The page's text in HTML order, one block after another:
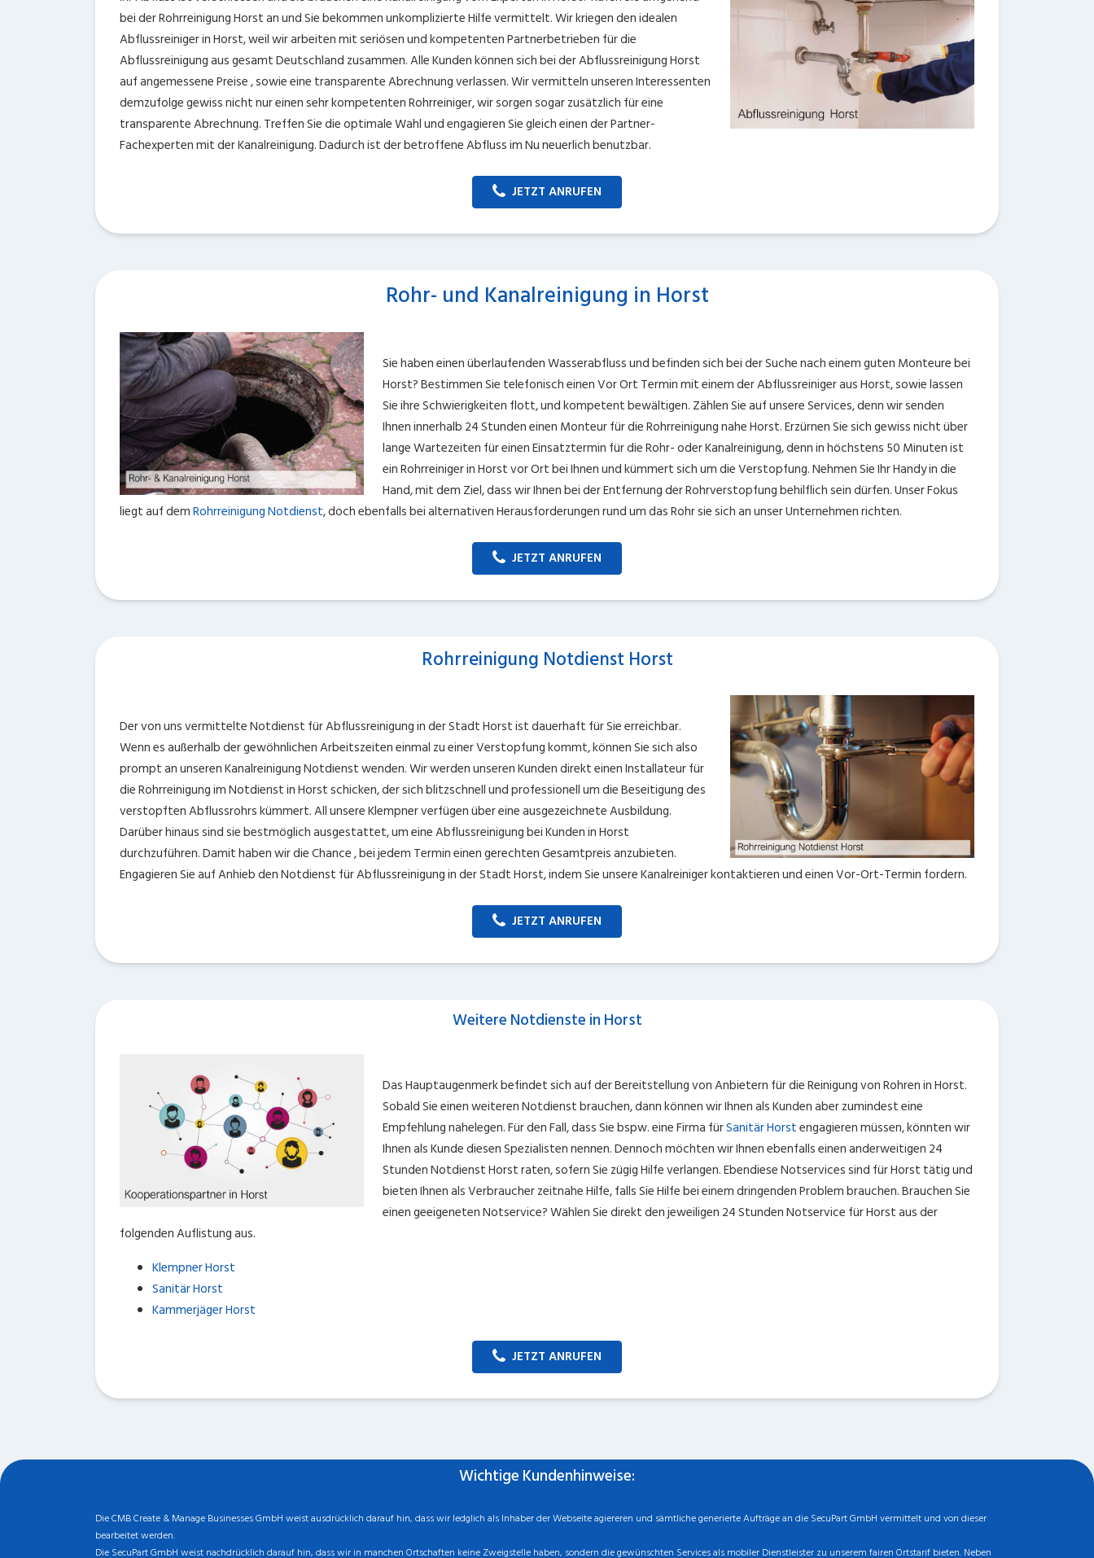
bei der Rohrreinigung Horst an und Sie bekommen unkomplizierte Hilfe vermittelt. Wir kriegen den idealen
Abflussreiniger in Horst, weil wir arbeiten mit seriösen und kompetenten Partnerbetrieben für die
Abflussreinigung aus gesamt Deutschland zusammen. Alle Kunden können sich bei der Abflussreinigung Horst
auf angemessene Preise , sowie eine transparente Abrechnung verlassen. Wir vermitteln unseren Interessenten
demzufolge gewiss nicht nur einen sehr kompetenten Rohrreiniger, wir sorgen sogar zusätzlich für eine
transparente Abrechnung. Treffen Sie die optimale Wahl und engagieren Sie gleich einen der Partner-
Fachexperten mit der Kanalreinigung. Dadurch ist der betroffene Abfluss im Nu neuerlich benutzbar.
JETZT ANRUFEN
Rohr- und Kanalreinigung in Horst
Sie haben einen überlaufenden Wasserabfluss und befinden sich bei der Suche nach einem guten Monteure bei
Horst? Bestimmen Sie telefonisch einen Vor Ort Termin mit einem der Abflussreiniger aus Horst, sowie lassen
Sie ihre Schwierigkeiten flott, und kompetent bewältigen. Zählen Sie auf unsere Services, denn wir senden
Ihnen innerhalb 24 Stunden einen Monteur für die Rohrreinigung nahe Horst. Erzürnen Sie sich gewiss nicht über
lange Wartezeiten für einen Einsatztermin für die Rohr- oder Kanalreinigung, denn in höchstens 50 Minuten ist
ein Rohrreiniger in Horst vor Ort bei Ihnen und kümmert sich um die Verstopfung. Nehmen Sie Ihr Handy in die
Hand, mit dem Ziel, dass wir Ihnen bei der Entfernung der Rohrverstopfung behilflich sein dürfen. Unser Fokus
liegt auf demRohrreinigung Notdienst, doch ebenfalls bei alternativen Herausforderungen rund um das Rohr sie sich an unser Unternehmen richten.
JETZT ANRUFEN
Rohrreinigung Notdienst Horst
Der von uns vermittelte Notdienst für Abflussreinigung in der Stadt Horst ist dauerhaft für Sie erreichbar.
Wenn es außerhalb der gewöhnlichen Arbeitszeiten einmal zu einer Verstopfung kommt, können Sie sich also
prompt an unseren Kanalreinigung Notdienst wenden. Wir werden unseren Kunden direkt einen Installateur für
die Rohrreinigung im Notdienst in Horst schicken, der sich blitzschnell und professionell um die Beseitigung des
verstopften Abflussrohrs kümmert. All unsere Klempner verfügen über eine ausgezeichnete Ausbildung.
Darüber hinaus sind sie bestmöglich ausgestattet, um eine Abflussreinigung bei Kunden in Horst
durchzuführen. Damit haben wir die Chance , bei jedem Termin einen gerechten Gesamtpreis anzubieten.
Engagieren Sie auf Anhieb den Notdienst für Abflussreinigung in der Stadt Horst, indem Sie unsere Kanalreiniger kontaktieren und einen Vor-Ort-Termin fordern.
JETZT ANRUFEN
Weitere Notdienste in Horst
Das Hauptaugenmerk befindet sich auf der Bereitstellung von Anbietern für die Reinigung von Rohren in Horst.
Sobald Sie einen weiteren Notdienst brauchen, dann können wir Ihnen als Kunden aber zumindest eine
Empfehlung nahelegen. Für den Fall, dass Sie bspw. eine Firma fürSanitär Horstengagieren müssen, könnten wir
Ihnen als Kunde diesen Spezialisten nennen. Dennoch möchten wir Ihnen ebenfalls einen anderweitigen 24
Stunden Notdienst Horst raten, sofern Sie zügig Hilfe verlangen. Ebendiese Notservices sind für Horst tätig und
bieten Ihnen als Verbraucher zeitnahe Hilfe, falls Sie Hilfe bei einem dringenden Problem brauchen. Brauchen Sie
einen geeigeneten Notservice? Wählen Sie direkt den jeweiligen 24 Stunden Notservice für Horst aus der
folgenden Auflistung aus.
Klempner Horst
Sanitär Horst
Kammerjäger Horst
JETZT ANRUFEN
Wichtige Kundenhinweise:
Die CMB Create & Manage Businesses GmbH weist ausdrücklich darauf hin, dass wir ledglich als Inhaber der Webseite agiereren und sämtliche generierte Aufträge an die SecuPart GmbH vermittelt und von dieser
bearbeitet werden.
Die SecuPart GmbH weist nachdrücklich darauf hin, dass wir in manchen Ortschaften keine Zweigstelle haben, sondern die gewünschten Services als mobiler Dienstleister zu unserem fairen Ortstarif bieten. Neben